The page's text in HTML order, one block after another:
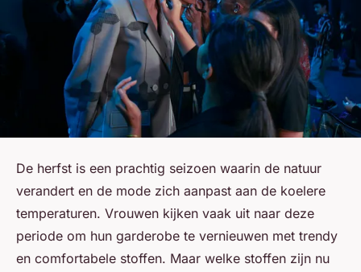
De herfst is een prachtig seizoen waarin de natuur
verandert en de mode zich aanpast aan de koelere
temperaturen. Vrouwen kijken vaak uit naar deze
periode om hun garderobe te vernieuwen met trendy
en comfortabele stoffen. Maar welke stoffen zijn nu